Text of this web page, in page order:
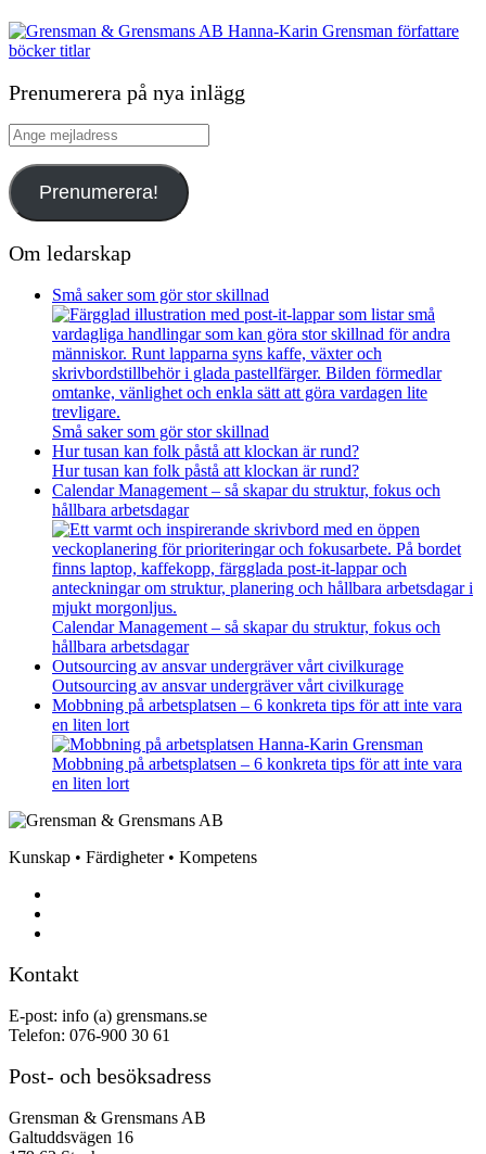
Prenumerera på nya inlägg
Ange
mejladress
Prenumerera!
Om ledarskap
Små saker som gör stor skillnad
Små saker som gör stor skillnad
Hur tusan kan folk påstå att klockan är rund?
Hur tusan kan folk påstå att klockan är rund?
Calendar Management – så skapar du struktur, fokus och
hållbara arbetsdagar
Calendar Management – så skapar du struktur, fokus och
hållbara arbetsdagar
Outsourcing av ansvar undergräver vårt civilkurage
Outsourcing av ansvar undergräver vårt civilkurage
Mobbning på arbetsplatsen – 6 konkreta tips för att inte vara
en liten lort
Mobbning på arbetsplatsen – 6 konkreta tips för att inte vara
en liten lort
Kunskap • Färdigheter • Kompetens
Kontakt
E-post: info (a) grensmans.se
Telefon: 076-900 30 61
Post- och besöksadress
Grensman & Grensmans AB
Galtuddsvägen 16